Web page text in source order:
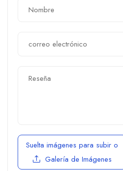
Suelta imágenes para subir o
Galería de Imágenes